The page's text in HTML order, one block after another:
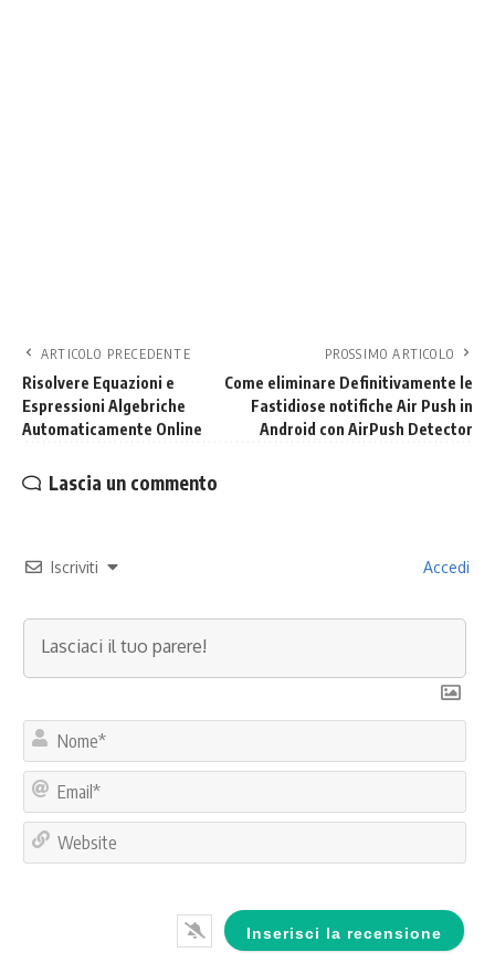
ARTICOLO PRECEDENTE
Risolvere Equazioni e
Espressioni Algebriche
Automaticamente Online
PROSSIMO ARTICOLO
Come eliminare Definitivamente le
Fastidiose notifiche Air Push in
Android con AirPush Detector
Lascia un commento
Iscriviti Accedi